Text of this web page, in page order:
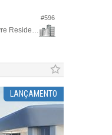
#596
Apartamento no Edifício Le Havre Residence
LANÇAMENTO